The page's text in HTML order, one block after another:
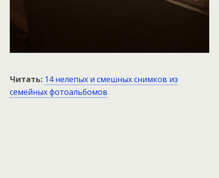
Читать: 14 нелепых и смешных снимков из
семейных фотоальбомов